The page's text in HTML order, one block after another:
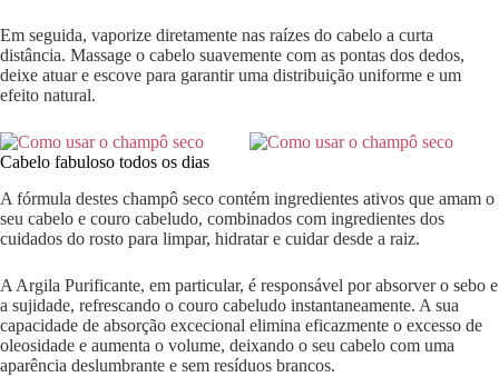
Em seguida, vaporize diretamente nas raízes do cabelo a curta
distância. Massage o cabelo suavemente com as pontas dos dedos,
deixe atuar e escove para garantir uma distribuição uniforme e um
efeito natural.
Cabelo fabuloso todos os dias
A fórmula destes champô seco contém ingredientes ativos que amam o
seu cabelo e couro cabeludo, combinados com ingredientes dos
cuidados do rosto para limpar, hidratar e cuidar desde a raiz.
A Argila Purificante, em particular, é responsável por absorver o sebo e
a sujidade, refrescando o couro cabeludo instantaneamente. A sua
capacidade de absorção excecional elimina eficazmente o excesso de
oleosidade e aumenta o volume, deixando o seu cabelo com uma
aparência deslumbrante e sem resíduos brancos.